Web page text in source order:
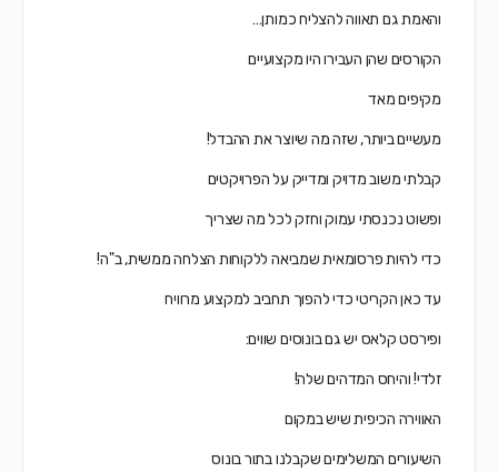
והאמת גם תאווה להצליח כמותן…
הקורסים שהן העבירו היו מקצועיים
מקיפים מאד
מעשיים ביותר, שזה מה שיוצר את ההבדל!
קבלתי משוב מדויק ומדייק על הפרויקטים
ופשוט נכנסתי עמוק וחזק לכל מה שצריך
כדי להיות פרסומאית שמביאה ללקוחות הצלחה ממשית, ב"ה!
עד כאן הקריטי כדי להפוך תחביב למקצוע מרוויח
ופירסט קלאס יש גם בונוסים שווים:
זלדי! והיחס המדהים שלה!
האווירה הכיפית שיש במקום
השיעורים המשלימים שקבלנו בתור בונוס